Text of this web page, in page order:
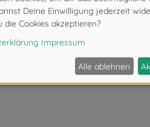
mit den "Chirri"